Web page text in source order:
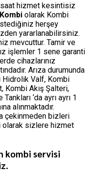
hizmet kesintisiz
olarak Kombi
herşey
yararlanabilirsiniz.
mevcuttur. Tamir ve
işlemler 1 sene garanti
cihazlarınız
Arıza durumunda
Hidrolik Valf, Kombi
Kombi Akış Şalteri,
‘da ayrı ayrı 1
alınmaktadır.
çekinmeden bizleri
olarak sizlere hizmet
kombi servisi